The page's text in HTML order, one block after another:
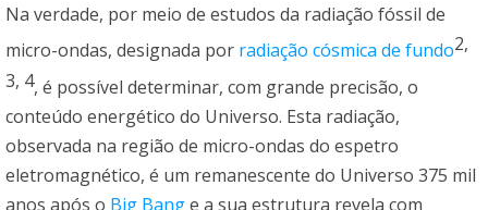
Na verdade, por meio de estudos da radiação fóssil de
micro-ondas, designada por radiação cósmica de fundo2,
3, 4, é possível determinar, com grande precisão, o
conteúdo energético do Universo. Esta radiação,
observada na região de micro-ondas do espetro
eletromagnético, é um remanescente do Universo 375 mil
anos após o Big Bange a sua estrutura revela com